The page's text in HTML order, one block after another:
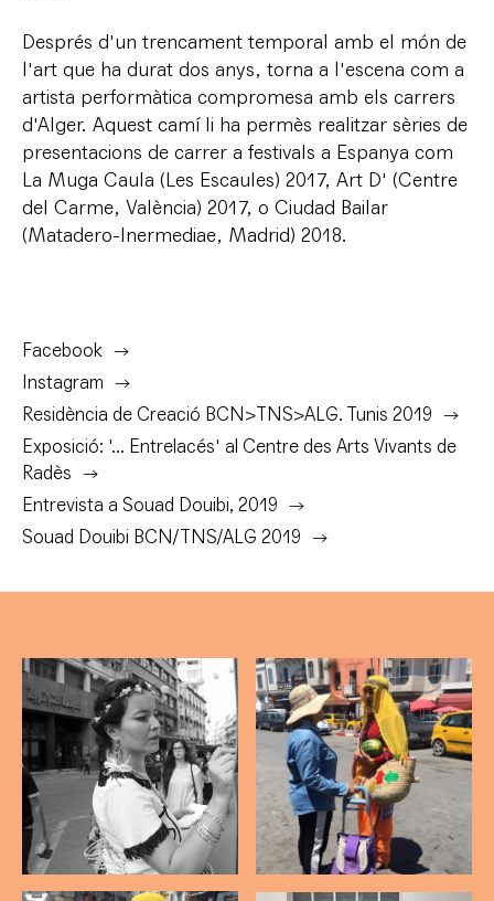
Després d'un trencament temporal amb el món de
l'art que ha durat dos anys, torna a l'escena com a
artista performàtica compromesa amb els carrers
d'Alger. Aquest camí li ha permès realitzar sèries de
presentacions de carrer a festivals a Espanya com
La Muga Caula (Les Escaules) 2017, Art D' (Centre
del Carme, València) 2017, o Ciudad Bailar
(Matadero-Inermediae, Madrid) 2018.
Facebook
Instagram
Residència de Creació BCN>TNS>ALG. Tunis 2019
Exposició: '... Entrelacés' al Centre des Arts Vivants de
Radès
Entrevista a Souad Douibi, 2019
Souad Douibi BCN/TNS/ALG 2019